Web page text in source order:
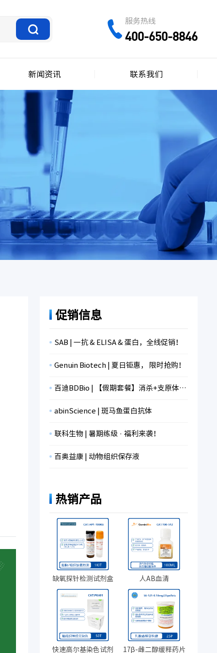
服务热线
400-650-8846
新闻资讯 联系我们
促销信息
SAB | 一抗 & ELISA & 蛋白，全线促销！
Genuin Biotech | 夏日钜惠， 限时抢购！
百迪BDBio | 【假期套餐】消杀+支原体检测+冻存，限时折扣！
abinScience | 斑马鱼蛋白抗体
联科生物 | 暑期练级 · 福利来袭！
百奥益康 | 动物组织保存液
热销产品
缺氧探针检测试剂盒 人AB血清
快速高尔基染色试剂 17β-雌二醇缓释药片